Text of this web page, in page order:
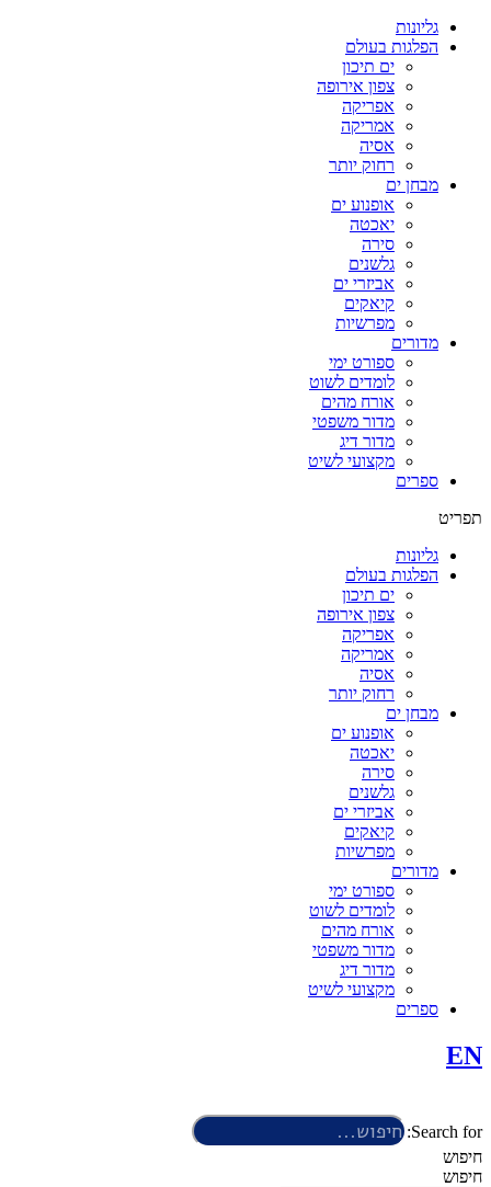
גליונות
הפלגות בעולם
ים תיכון
צפון אירופה
אפריקה
אמריקה
אסיה
רחוק יותר
מבחן ים
אופנוע ים
יאכטה
סירה
גלשנים
אביזרי ים
קיאקים
מפרשיות
מדורים
ספורט ימי
לומדים לשוט
אורח מהים
מדור משפטי
מדור דיג
מקצועי לשיט
ספרים
תפריט
גליונות
הפלגות בעולם
ים תיכון
צפון אירופה
אפריקה
אמריקה
אסיה
רחוק יותר
מבחן ים
אופנוע ים
יאכטה
סירה
גלשנים
אביזרי ים
קיאקים
מפרשיות
מדורים
ספורט ימי
לומדים לשוט
אורח מהים
מדור משפטי
מדור דיג
מקצועי לשיט
ספרים
EN
Search for:
חיפוש
חיפוש